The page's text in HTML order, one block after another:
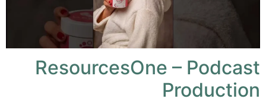
ResourcesOne – Podcast
Production